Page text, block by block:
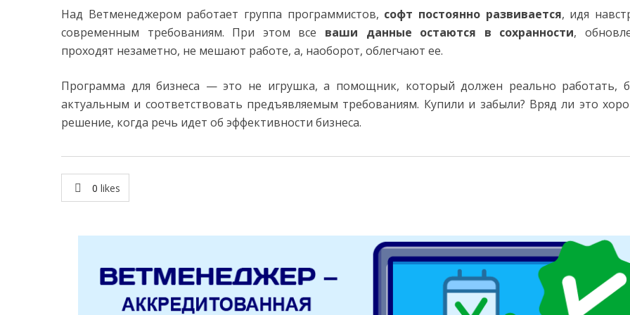
Над Ветменеджером работает группа программистов, софт постоянно развивается, идя
современным требованиям. При этом все ваши данные остаются в сохранности,
проходят незаметно, не мешают работе, а, наоборот, облегчают ее.
Программа для бизнеса — это не игрушка, а помощник, который должен реально работать,
актуальным и соответствовать предъявляемым требованиям. Купили и забыли? Вряд ли это
решение, когда речь идет об эффективности бизнеса.
0 likes